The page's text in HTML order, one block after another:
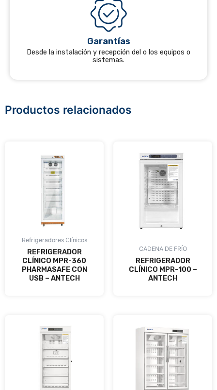
Garantías
Desde la instalación y recepción del o los equipos o
sistemas.
Productos relacionados
Refrigeradores Clínicos
REFRIGERADOR
CLÍNICO MPR-360
PHARMASAFE CON
USB – ANTECH
CADENA DE FRÍO
REFRIGERADOR
CLÍNICO MPR-100 –
ANTECH